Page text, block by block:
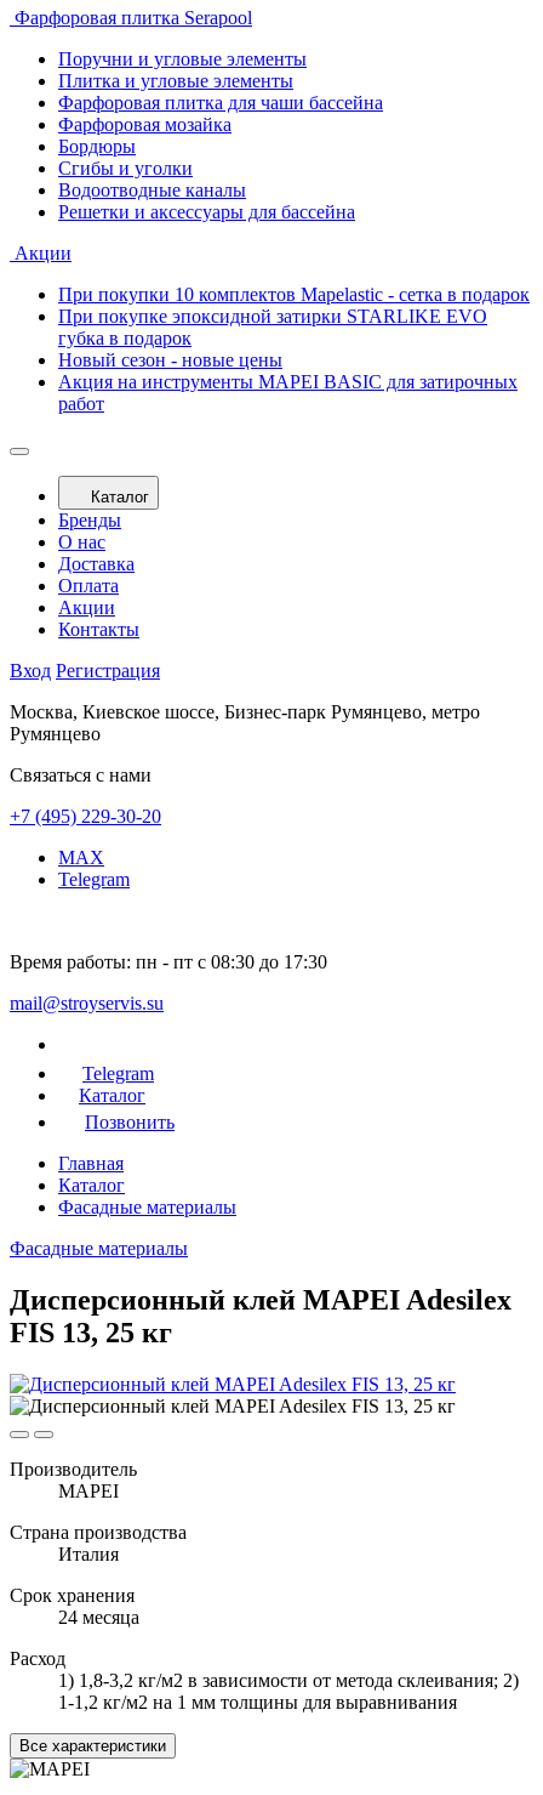
Фарфоровая плитка Serapool
Поручни и угловые элементы
Плитка и угловые элементы
Фарфоровая плитка для чаши бассейна
Фарфоровая мозайка
Бордюры
Сгибы и уголки
Водоотводные каналы
Решетки и аксессуары для бассейна
Акции
При покупки 10 комплектов Mapelastic - сетка в подарок
При покупке эпоксидной затирки STARLIKE EVO
губка в подарок
Новый сезон - новые цены
Акция на инструменты MAPEI BASIC для затирочных
работ
Каталог
Бренды
О нас
Доставка
Оплата
Акции
Контакты
Вход Регистрация
Москва, Киевское шоссе, Бизнес-парк Румянцево, метро
Румянцево
Связаться с нами
+7 (495) 229-30-20
MAX
Telegram
Время работы: пн - пт с 08:30 до 17:30
mail@stroyservis.su
Telegram
Каталог
Позвонить
Главная
Каталог
Фасадные материалы
Фасадные материалы
Дисперсионный клей MAPEI Adesilex
FIS 13, 25 кг
Производитель
MAPEI
Страна производства
Италия
Срок хранения
24 месяца
Расход
1) 1,8-3,2 кг/м2 в зависимости от метода склеивания; 2)
1-1,2 кг/м2 на 1 мм толщины для выравнивания
Все характеристики